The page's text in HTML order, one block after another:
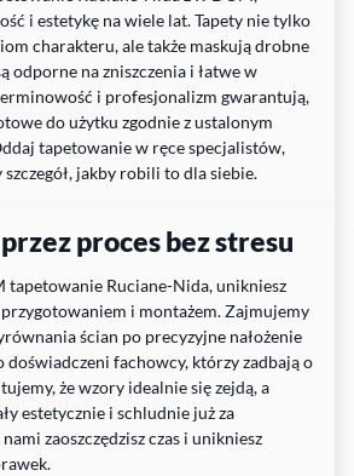
i estetykę na wiele lat. Tapety nie tylko
charakteru, ale także maskują drobne
odporne na zniszczenia i łatwe w
i profesjonalizm gwarantują,
do użytku zgodnie z ustalonym
tapetowanie w ręce specjalistów,
jakby robili to dla siebie.
proces bez stresu
tapetowanie Ruciane-Nida, unikniesz
przygotowaniem i montażem. Zajmujemy
ścian po precyzyjne nałożenie
doświadczeni fachowcy, którzy zadbają o
że wzory idealnie się zejdą, a
estetycznie i schludnie już za
zaoszczędzisz czas i unikniesz